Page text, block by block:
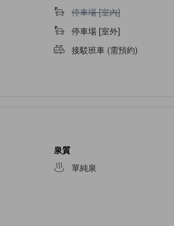
停車場 [室內]不適用
停車場 [室內]
停車場 [室外]
接駁班車 (需預約)
泉質
單純泉